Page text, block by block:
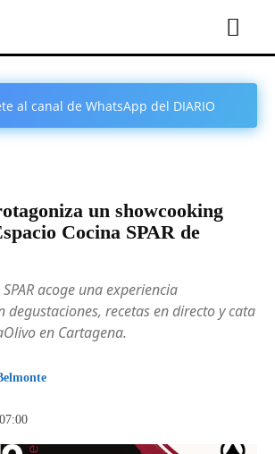
al canal de WhatsApp del DIARIO
un showcooking
Cocina SPAR de
acoge una experiencia
degustaciones, recetas en directo y cata
en Cartagena.